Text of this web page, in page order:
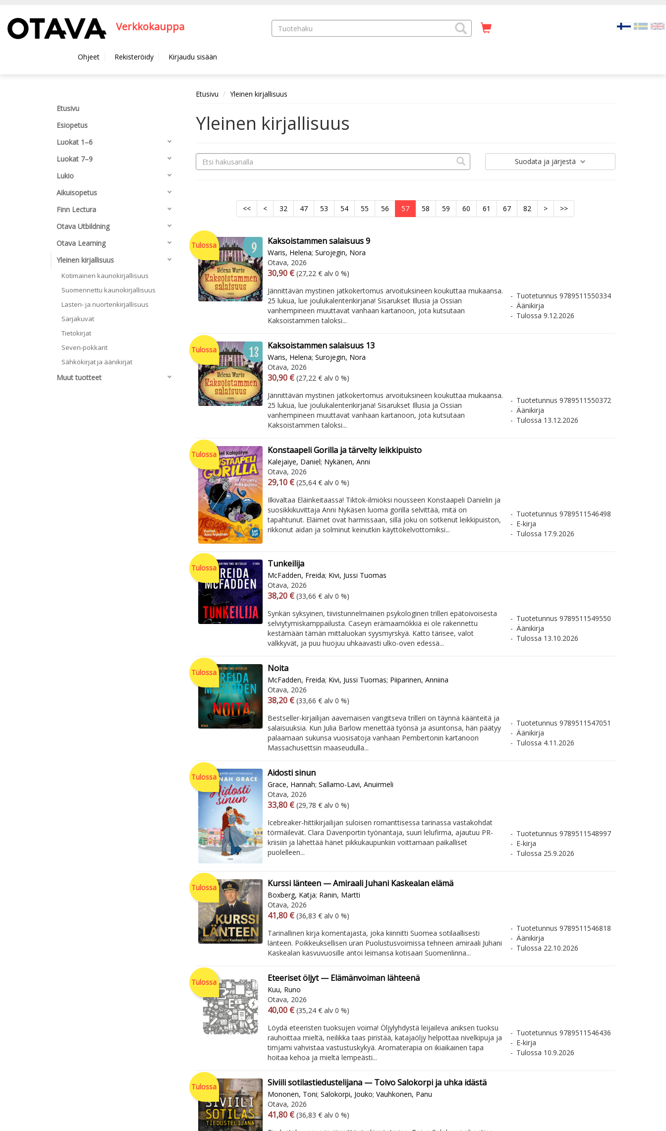
Verkkokauppa
Ohjeet Rekisteröidy Kirjaudu sisään
Etusivu
Esiopetus
Luokat 1–6
Luokat 7–9
Lukio
Aikuisopetus
Finn Lectura
Otava Utbildning
Otava Learning
Yleinen kirjallisuus
Kotimainen kaunokirjallisuus
Suomennettu kaunokirjallisuus
Lasten- ja nuortenkirjallisuus
Sarjakuvat
Tietokirjat
Seven-pokkarit
Sähkökirjat ja äänikirjat
Muut tuotteet
Etusivu Yleinen kirjallisuus
Yleinen kirjallisuus
Suodata ja järjestä
<< < 32 47 53 54 55 56 57 58 59 60 61 67 82 > >>
Tulossa Kaksoistammen salaisuus 9
Waris, Helena; Surojegin, Nora
Otava, 2026
Arvonlisäverollinen hinta
30,90 € Arvonlisäveroton hinta
(27,22 € alv 0 %)
Jännittävän mystinen jatkokertomus arvoituksineen koukuttaa mukaansa.
25 lukua, lue joulukalenterikirjana! Sisarukset Illusia ja Ossian
vanhempineen muuttavat vanhaan kartanoon, jota kutsutaan
Kaksoistammen taloksi...
Tuotetunnus 9789511550334
Äänikirja
Tulossa 9.12.2026
Tulossa Kaksoistammen salaisuus 13
Waris, Helena; Surojegin, Nora
Otava, 2026
Arvonlisäverollinen hinta
30,90 € Arvonlisäveroton hinta
(27,22 € alv 0 %)
Jännittävän mystinen jatkokertomus arvoituksineen koukuttaa mukaansa.
25 lukua, lue joulukalenterikirjana! Sisarukset Illusia ja Ossian
vanhempineen muuttavat vanhaan kartanoon, jota kutsutaan
Kaksoistammen taloksi...
Tuotetunnus 9789511550372
Äänikirja
Tulossa 13.12.2026
Tulossa Konstaapeli Gorilla ja tärvelty leikkipuisto
Kalejaiye, Daniel; Nykänen, Anni
Otava, 2026
Arvonlisäverollinen hinta
29,10 € Arvonlisäveroton hinta
(25,64 € alv 0 %)
Ilkivaltaa Eläinkeitaassa! Tiktok-ilmiöksi nousseen Konstaapeli Danielin ja
suosikkikuvittaja Anni Nykäsen luoma gorilla selvittää, mitä on
tapahtunut. Eläimet ovat harmissaan, sillä joku on sotkenut leikkipuiston,
rikkonut aidan ja solminut keinutkin käyttökelvottomiksi...
Tuotetunnus 9789511546498
E-kirja
Tulossa 17.9.2026
Tulossa Tunkeilija
McFadden, Freida; Kivi, Jussi Tuomas
Otava, 2026
Arvonlisäverollinen hinta
38,20 € Arvonlisäveroton hinta
(33,66 € alv 0 %)
Synkän syksyinen, tiivistunnelmainen psykologinen trilleri epätoivoisesta
selviytymiskamppailusta. Caseyn erämaamökkiä ei ole rakennettu
kestämään tämän mittaluokan syysmyrskyä. Katto tärisee, valot
välkkyvät, ja puu huojuu uhkaavasti ulko-oven edessä...
Tuotetunnus 9789511549550
Äänikirja
Tulossa 13.10.2026
Tulossa Noita
McFadden, Freida; Kivi, Jussi Tuomas; Piiparinen, Anniina
Otava, 2026
Arvonlisäverollinen hinta
38,20 € Arvonlisäveroton hinta
(33,66 € alv 0 %)
Bestseller-kirjailijan aavemaisen vangitseva trilleri on täynnä käänteitä ja
salaisuuksia. Kun Julia Barlow menettää työnsä ja asuntonsa, hän päätyy
palaamaan sukunsa vuosisatoja vanhaan Pembertonin kartanoon
Massachusettsin maaseudulla...
Tuotetunnus 9789511547051
Äänikirja
Tulossa 4.11.2026
Tulossa Aidosti sinun
Grace, Hannah; Sallamo-Lavi, Anuirmeli
Otava, 2026
Arvonlisäverollinen hinta
33,80 € Arvonlisäveroton hinta
(29,78 € alv 0 %)
Icebreaker-hittikirjailijan suloisen romanttisessa tarinassa vastakohdat
törmäilevät. Clara Davenportin työnantaja, suuri lelufirma, ajautuu PR-
kriisiin ja lähettää hänet pikkukaupunkiin voittamaan paikalliset
puolelleen...
Tuotetunnus 9789511548997
E-kirja
Tulossa 25.9.2026
Tulossa Kurssi länteen — Amiraali Juhani Kaskealan elämä
Boxberg, Katja; Ranin, Martti
Otava, 2026
Arvonlisäverollinen hinta
41,80 € Arvonlisäveroton hinta
(36,83 € alv 0 %)
Tarinallinen kirja komentajasta, joka kiinnitti Suomea sotilaallisesti
länteen. Poikkeuksellisen uran Puolustusvoimissa tehneen amiraali Juhani
Kaskealan kasvuvuosille antoi leimansa kotisaari Suomenlinna...
Tuotetunnus 9789511546818
Äänikirja
Tulossa 22.10.2026
Tulossa Eteeriset öljyt — Elämänvoiman lähteenä
Kuu, Runo
Otava, 2026
Arvonlisäverollinen hinta
40,00 € Arvonlisäveroton hinta
(35,24 € alv 0 %)
Löydä eteeristen tuoksujen voima! Öljylyhdystä leijaileva aniksen tuoksu
rauhoittaa mieltä, neilikka taas piristää, katajaöljy helpottaa nivelkipuja ja
timjami vahvistaa vastustuskykyä. Aromaterapia on ikiaikainen tapa
hoitaa kehoa ja mieltä lempeästi...
Tuotetunnus 9789511546436
E-kirja
Tulossa 10.9.2026
Tulossa Siviili sotilastiedustelijana — Toivo Salokorpi ja uhka idästä
Mononen, Toni; Salokorpi, Jouko; Vauhkonen, Panu
Otava, 2026
Arvonlisäverollinen hinta
41,80 € Arvonlisäveroton hinta
(36,83 € alv 0 %)